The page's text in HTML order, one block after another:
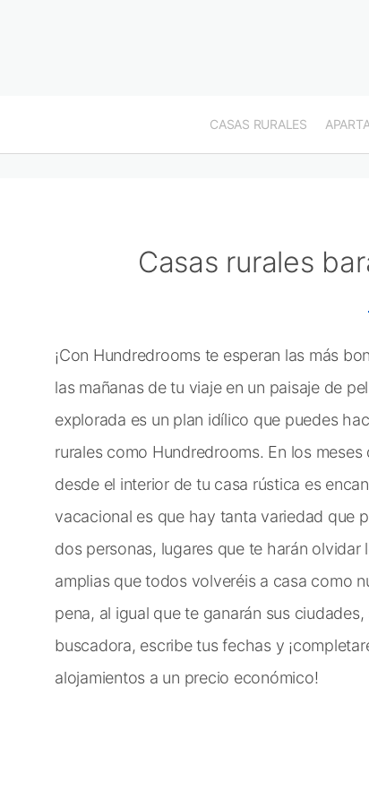
CASAS RURALES
Casas rurales
¡Con Hundredrooms te esperan las más
las mañanas de tu viaje en un paisaje de
explorada es un plan idílico que puedes
rurales como Hundredrooms. En los
desde el interior de tu casa rústica es
vacacional es que hay tanta variedad que
dos personas, lugares que te harán
amplias que todos volveréis a casa como
pena, al igual que te ganarán sus
buscadora, escribe tus fechas y
alojamientos a un precio económico!